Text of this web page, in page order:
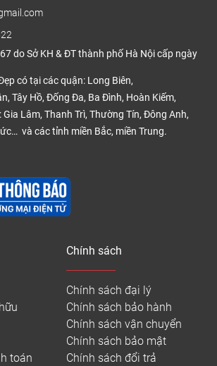
do Sở KH & ĐT thành phố Hà Nội cấp ngày
có tại các quận: Long Biên,
Tây Hồ, Đống Đa, Ba Đình, Hoàn Kiếm,
Lâm, Thanh Trì, Thường Tín, Đông Anh,
và các tỉnh miền Bắc, miền Trung.
toán
Chính sách
Chính sách đại lý
Chính sách bảo hành
Chính sách vận chuyển
Chính sách bảo mật
Chính sách đổi trả